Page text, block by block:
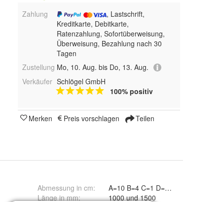
Zahlung
, Lastschrift,
Kreditkarte, Debitkarte,
Ratenzahlung, Sofortüberweisung,
Überweisung, Bezahlung nach 30
Tagen
Zustellung Mo, 10. Aug. bis Do, 13. Aug.
Verkäufer Schlögel GmbH
100% positiv
Merken Preis vorschlagen Teilen
Abmessung in cm:
Länge in mm:
1000 und 1500